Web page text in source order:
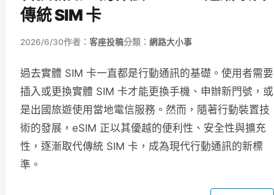
傳統 SIM 卡
2026/6/30作者： 客座投稿分類： 網路大小事
過去實體 SIM 卡一直都是行動通訊的基礎。使用者需要
插入或更換實體 SIM 卡才能更換手機、申辦新門號，或
是出國旅遊使用當地電信服務。然而，隨著行動裝置技
術的發展，eSIM 正以其優越的便利性、安全性與擴充
性，逐漸取代傳統 SIM 卡，成為現代行動通訊的新標
準。